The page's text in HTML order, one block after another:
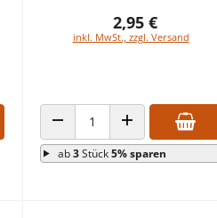
2,95 €
inkl. MwSt., zzgl. Versand
ANZAHL VERRINGERNANZAHL ERHÖHEN
ab3Stück5% sparen